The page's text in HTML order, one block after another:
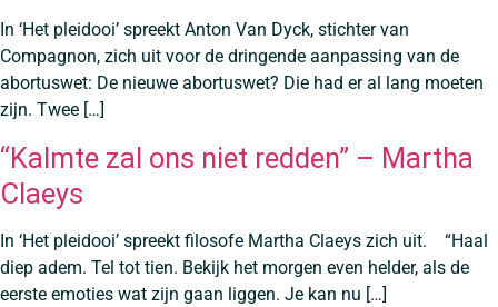
In ‘Het pleidooi’ spreekt Anton Van Dyck, stichter van
Compagnon, zich uit voor de dringende aanpassing van de
abortuswet: De nieuwe abortuswet? Die had er al lang moeten
zijn. Twee […]
“Kalmte zal ons niet redden” – Martha
Claeys
In ‘Het pleidooi’ spreekt filosofe Martha Claeys zich uit. “Haal
diep adem. Tel tot tien. Bekijk het morgen even helder, als de
eerste emoties wat zijn gaan liggen. Je kan nu […]